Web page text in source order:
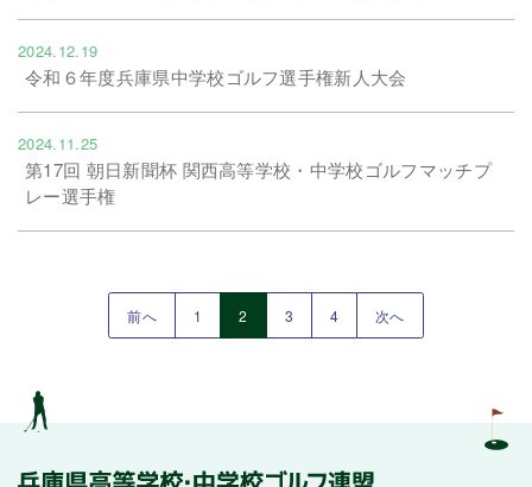
2024.12.19
令和６年度兵庫県中学校ゴルフ選手権新人大会
2024.11.25
第17回 朝日新聞杯 関西高等学校・中学校ゴルフマッチプ
レー選手権
前へ 1 2 (current)
3 4 次へ